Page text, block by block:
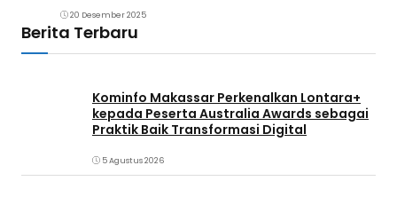
20 Desember 2025
Berita Terbaru
Kominfo Makassar Perkenalkan Lontara+
kepada Peserta Australia Awards sebagai
Praktik Baik Transformasi Digital
5 Agustus 2026